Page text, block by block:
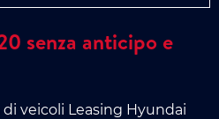
senza anticipo e
veicoli Leasing Hyundai